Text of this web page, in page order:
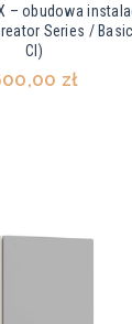
– obudowa
Series /
CI)
zł